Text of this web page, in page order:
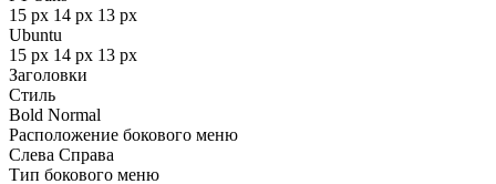
15 px 14 px 13 px
Ubuntu
15 px 14 px 13 px
Заголовки
Стиль
Bold Normal
Расположение бокового меню
Слева Справа
Тип бокового меню